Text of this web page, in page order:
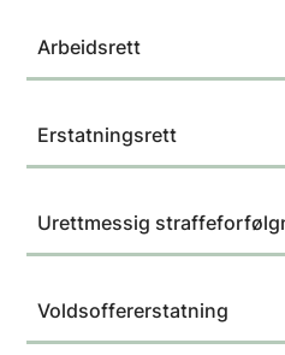
Arbeidsrett
Erstatningsrett
Urettmessig
Voldsoffererstatning